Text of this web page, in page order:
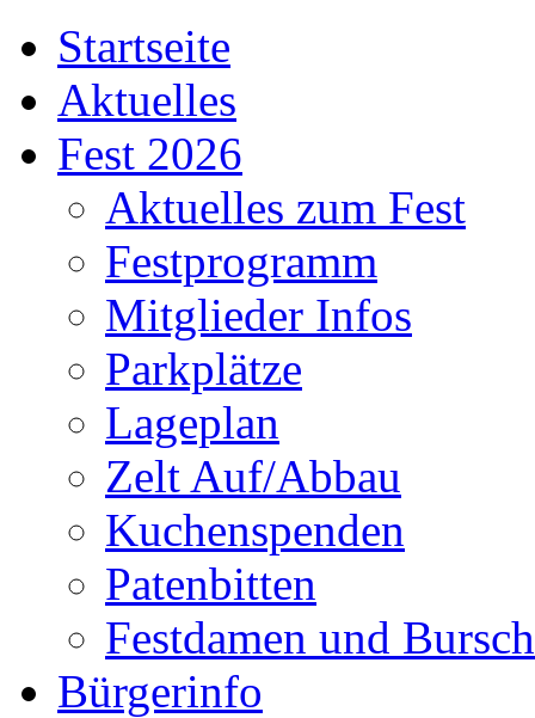
Startseite
Aktuelles
Fest 2026
Aktuelles zum Fest
Festprogramm
Mitglieder Infos
Parkplätze
Lageplan
Zelt Auf/Abbau
Kuchenspenden
Patenbitten
Festdamen und
Bürgerinfo